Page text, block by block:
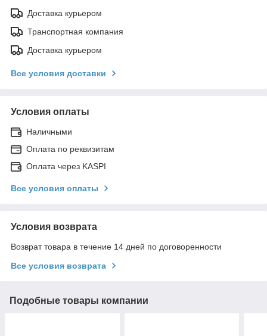
Доставка курьером
Транспортная компания
Доставка курьером
Все условия доставки
Условия оплаты
Наличными
Оплата по реквизитам
Оплата через KASPI
Все условия оплаты
Условия возврата
Возврат товара в течение 14 дней по договоренности
Все условия возврата
Подобные товары компании